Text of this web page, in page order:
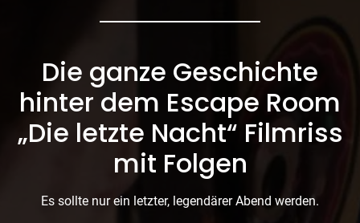
Die ganze Geschichte
hinter dem Escape Room
„Die letzte Nacht“ Filmriss
mit Folgen
Es sollte nur ein letzter, legendärer Abend werden.